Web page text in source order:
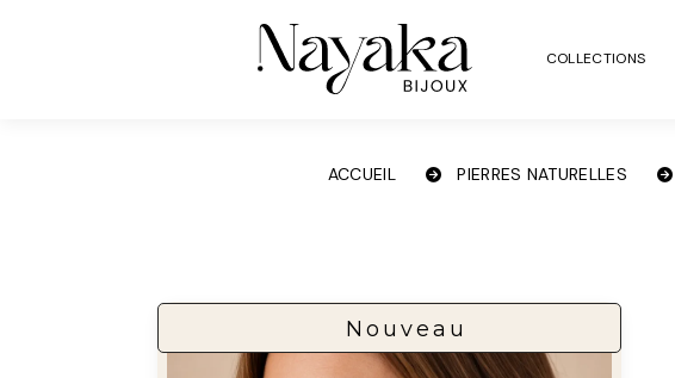
COLLECTIONS
ACCUEIL PIERRES NATURELLES
Nouveau